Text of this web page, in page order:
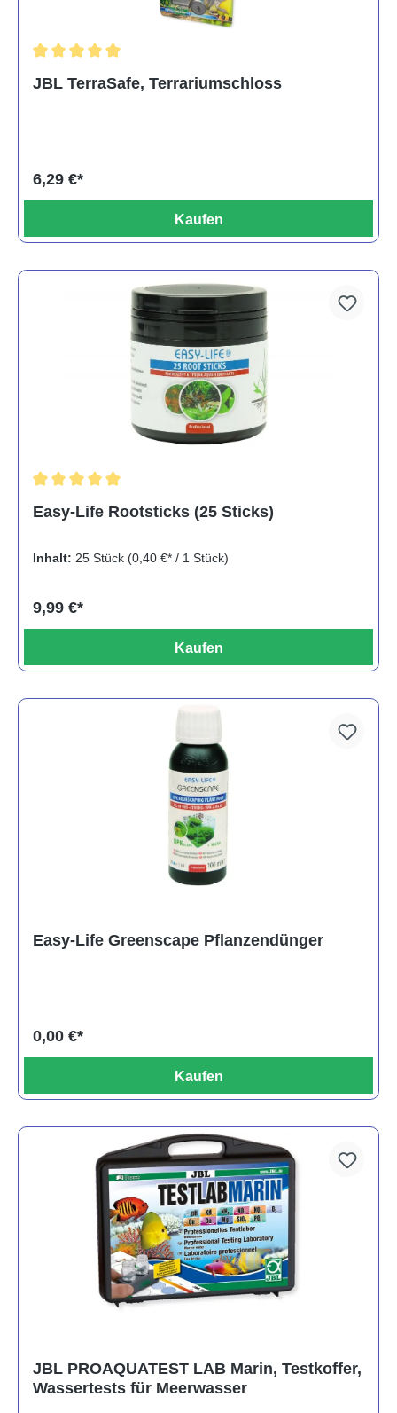
JBL TerraSafe, Terrariumschloss
6,29 €*
Kaufen
Easy-Life Rootsticks (25 Sticks)
Inhalt: 25 Stück (0,40 €* / 1 Stück)
9,99 €*
Kaufen
Easy-Life Greenscape Pflanzendünger
0,00 €*
Kaufen
JBL PROAQUATEST LAB Marin, Testkoffer,
Wassertests für Meerwasser